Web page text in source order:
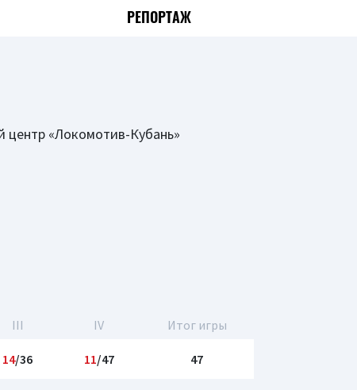
РЕПОРТАЖ
«Локомотив-Кубань»
III IV Итог игры
14/36 11/47 47